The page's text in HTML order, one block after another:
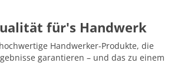
für's Handwerk
Handwerker-Produkte, die
garantieren – und das zu einem